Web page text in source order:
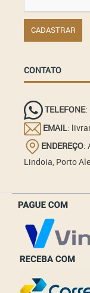
CONTATO
TELEFONE:
EMAIL:
ENDEREÇO:
Lindoia, Porto